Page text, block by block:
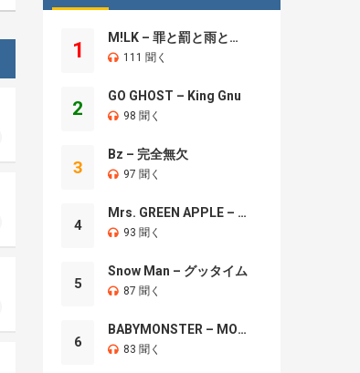
1
M!LK – 罪と罰と雨とキス
111 聞く
2
GO GHOST – King Gnu
98 聞く
3
Bz – 完全無欠
97 聞く
4
Mrs. GREEN APPLE – Brand New
93 聞く
5
Snow Man – グッタイム
87 聞く
6
BABYMONSTER – MOON
83 聞く